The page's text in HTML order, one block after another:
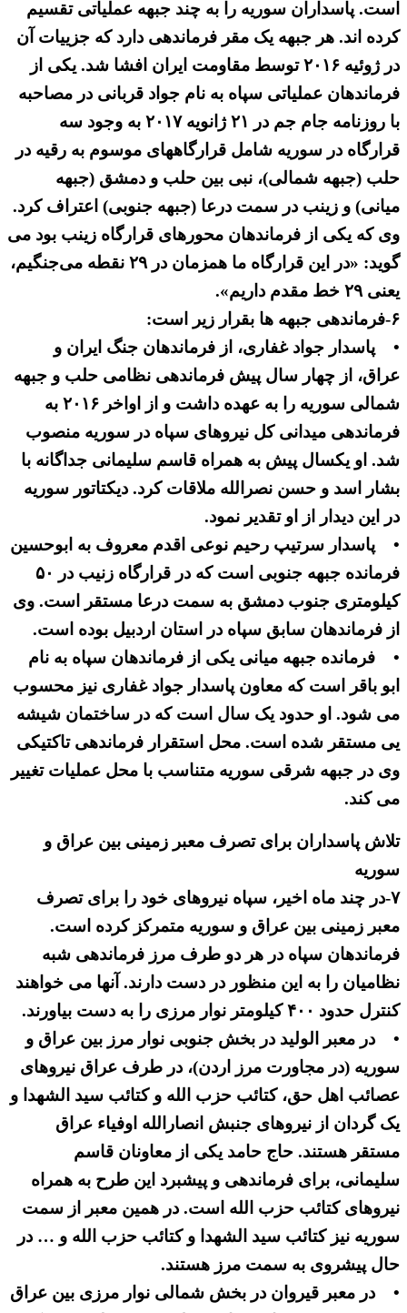
است. پاسداران سوریه را به چند جبهه عملیاتی تقسیم
کرده اند. هر جبهه یک مقر فرماندهی دارد که جزییات آن
در ژوئیه ۲۰۱۶ توسط مقاومت ایران افشا شد. یکی از
فرماندهان عملیاتی سپاه به نام جواد قربانی در مصاحبه
با روزنامه جام جم در ۲۱ ژانویه ۲۰۱۷ به وجود سه
قرارگاه در سوریه شامل قرارگاههای موسوم به رقیه در
حلب (جبهه شمالی)، نبی بین حلب و دمشق (جبهه
میانی) و زینب در سمت درعا (جبهه جنوبی) اعتراف کرد.
وی که یکی از فرماندهان محورهای قرارگاه زینب بود می
گوید: «در این قرارگاه ما همزمان در ۲۹ نقطه می‌جنگیم،
یعنی ۲۹ خط مقدم داریم».
۶-فرماندهی جبهه ها بقرار زیر است:
• پاسدار جواد غفاری، از فرماندهان جنگ ایران و
عراق، از چهار سال پیش فرماندهی نظامی حلب و جبهه
شمالی سوریه را به عهده داشت و از اواخر ۲۰۱۶ به
فرماندهی میدانی کل نیروهای سپاه در سوریه منصوب
شد. او یکسال پیش به همراه قاسم سلیمانی جداگانه با
بشار اسد و حسن نصرالله ملاقات کرد. دیکتاتور سوریه
در این دیدار از او تقدیر نمود.
• پاسدار سرتیپ رحیم نوعی اقدم معروف به ابوحسین
فرمانده جبهه جنوبی است که در قرارگاه زنیب در ۵۰
کیلومتری جنوب دمشق به سمت درعا مستقر است. وی
از فرماندهان سابق سپاه در استان اردبیل بوده است.
• فرمانده جبهه میانی یکی از فرماندهان سپاه به نام
ابو باقر است که معاون پاسدار جواد غفاری نیز محسوب
می شود. او حدود یک سال است که در ساختمان شیشه
یی مستقر شده است. محل استقرار فرماندهی تاکتیکی
وی در جبهه شرقی سوریه متناسب با محل عملیات تغییر
می کند.
تلاش پاسداران برای تصرف معبر زمینی بین عراق و
سوریه
۷-در چند ماه اخیر، سپاه نیروهای خود را برای تصرف
معبر زمینی بین عراق و سوریه متمرکز کرده است.
فرماندهان سپاه در هر دو طرف مرز فرماندهی شبه
نظامیان را به این منظور در دست دارند. آنها می خواهند
کنترل حدود ۴۰۰ کیلومتر نوار مرزی را به دست بیاورند.
• در معبر الولید در بخش جنوبی نوار مرز بین عراق و
سوریه (در مجاورت مرز اردن)، در طرف عراق نیروهای
عصائب اهل حق، کتائب حزب الله و کتائب سید الشهدا و
یک گردان از نیروهای جنبش انصارالله اوفیاء عراق
مستقر هستند. حاج حامد یکی از معاونان قاسم
سلیمانی، برای فرماندهی و پیشبرد این طرح به همراه
نیروهای کتائب حزب الله است. در همین معبر از سمت
سوریه نیز کتائب سید الشهدا و کتائب حزب الله و … در
حال پیشروی به سمت مرز هستند.
• در معبر قیروان در بخش شمالی نوار مرزی بین عراق